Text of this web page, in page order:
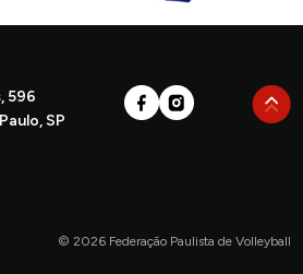
596
SP
© 2026 Federação Paulista de Volleyball